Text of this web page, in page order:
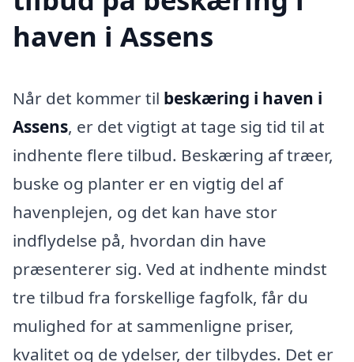
haven i Assens
Når det kommer til beskæring i haven i
Assens, er det vigtigt at tage sig tid til at
indhente flere tilbud. Beskæring af træer,
buske og planter er en vigtig del af
havenplejen, og det kan have stor
indflydelse på, hvordan din have
præsenterer sig. Ved at indhente mindst
tre tilbud fra forskellige fagfolk, får du
mulighed for at sammenligne priser,
kvalitet og de ydelser, der tilbydes. Det er